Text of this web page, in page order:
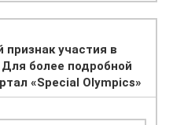
участия в
более подробной
«Special Olympics»